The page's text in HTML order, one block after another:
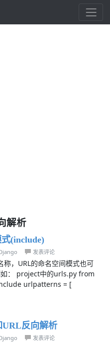
解析
(include)
发表评论
称，URL的命名空间模式也可
如： project中的urls.py from
urlpatterns = [
URL反向解析
发表评论